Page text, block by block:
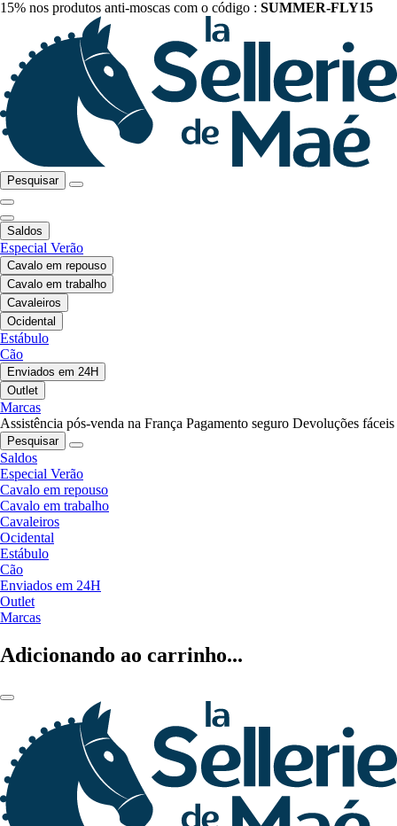
15% nos produtos anti-moscas com o código : SUMMER-FLY15
Pesquisar
Saldos
Especial Verão
Cavalo em repouso
Cavalo em trabalho
Cavaleiros
Ocidental
Estábulo
Cão
Enviados em 24H
Outlet
Marcas
Assistência pós-venda na França Pagamento seguro Devoluções fáceis
Pesquisar
Saldos
Especial Verão
Cavalo em repouso
Cavalo em trabalho
Cavaleiros
Ocidental
Estábulo
Cão
Enviados em 24H
Outlet
Marcas
Adicionando ao carrinho...